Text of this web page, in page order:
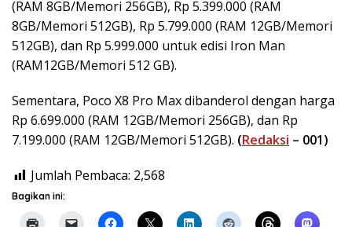
(RAM 8GB/Memori 256GB), Rp 5.399.000 (RAM
8GB/Memori 512GB), Rp 5.799.000 (RAM 12GB/Memori
512GB), dan Rp 5.999.000 untuk edisi Iron Man
(RAM12GB/Memori 512 GB).
Sementara, Poco X8 Pro Max dibanderol dengan harga
Rp 6.699.000 (RAM 12GB/Memori 256GB), dan Rp
7.199.000 (RAM 12GB/Memori 512GB). (Redaksi – 001)
Jumlah Pembaca: 2,568
Bagikan ini: